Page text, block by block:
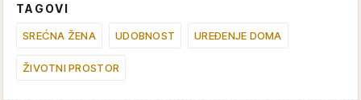
TAGOVI
SREĆNA ŽENA UDOBNOST UREĐENJE DOMA
ŽIVOTNI PROSTOR